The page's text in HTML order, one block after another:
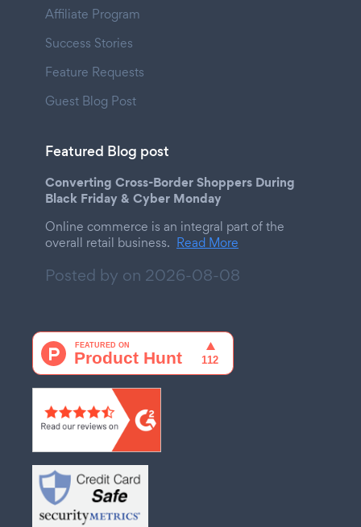
Affiliate Program
Success Stories
Feature Requests
Guest Blog Post
Featured Blog post
Converting Cross-Border Shoppers During
Black Friday & Cyber Monday
Online commerce is an integral part of the
overall retail business. Read More
Posted by on 2026-08-08